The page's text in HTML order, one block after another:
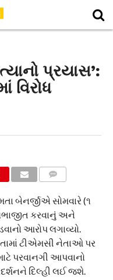
પ્રયાસ’:
વિરોધ
બેનર્જીએ સોમવારે (૧
કરવાનું અને
આરોપ લગાવ્યો.
ટીએમસી નેતાઓ પર
પરવાનગી આપવાનો
દિલ્હી લઈ જશે.